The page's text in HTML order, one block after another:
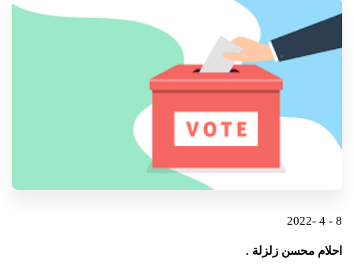
8 - 4 -2022
احلام محسن زلزلة .